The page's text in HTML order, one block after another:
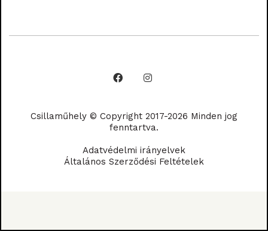
Csillaműhely © Copyright 2017-2026 Minden jog
fenntartva.
Adatvédelmi irányelvek
Általános Szerződési Feltételek